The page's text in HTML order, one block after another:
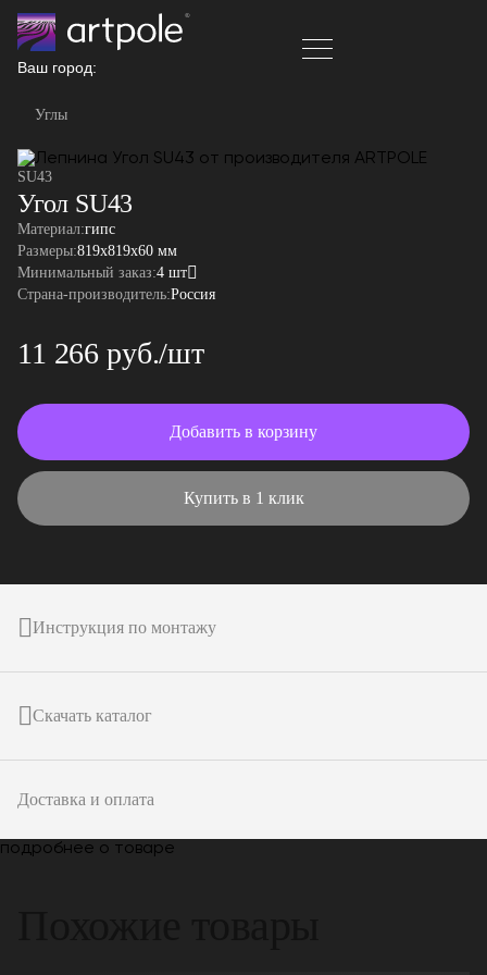
Ваш город:
Углы
SU43
Угол SU43
Материал:гипс
Размеры:819x819x60 мм
Минимальный заказ:4 шт
Страна-производитель:Россия
11 266 руб./шт
Добавить в корзину
Купить в 1 клик
Инструкция по монтажу
Скачать каталог
Доставка и оплата
подробнее о товаре